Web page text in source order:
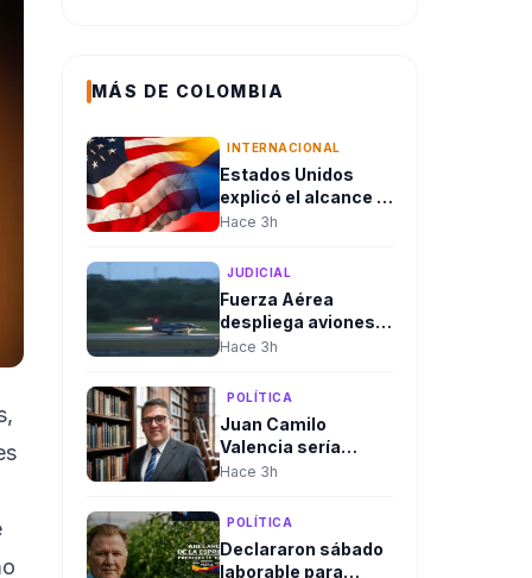
MÁS DE COLOMBIA
INTERNACIONAL
Estados Unidos
explicó el alcance y
en qué consiste el
seguridad de
para Colombia tras
la posesión de
Abelardo De La
Hace 3h
JUDICIAL
Fuerza Aérea
despliega aviones
Kfir hacia la
consejo de
seguridad del
presidente
Hace 3h
POLÍTICA
Juan Camilo
Valencia sería
designado como
Agencia Nacional
Hace 3h
POLÍTICA
Declararon sábado
laborable para